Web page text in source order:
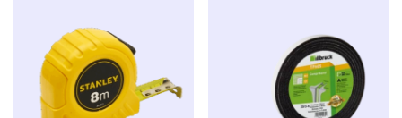
dans le matériau de construction solide ou perforé.
Grâce au filetage spécial continu des vis pour cadres
screwdump, la fixation dans le matériau de
construction est exempte de tension et de